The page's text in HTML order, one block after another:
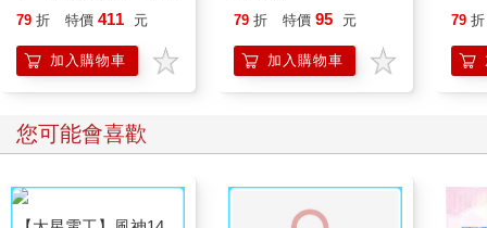
喵》作者最新力作，附
79 折 特價 411 元
加入購物車
79 折 特價 95 元
加入購物車
79 折
您可能會喜歡